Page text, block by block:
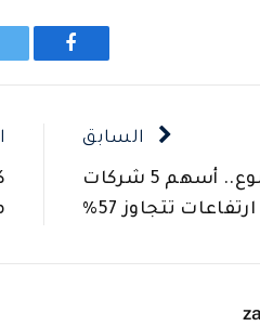
فيسبوك
السابق
البورصة في أسبوع.. أسهم 5 شركات
تتجاوز 57%